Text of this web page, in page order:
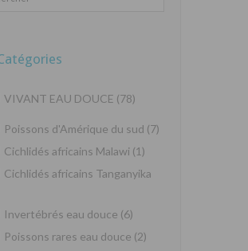
VIVANT EAU DOUCE (78)
Poissons d'Amérique du sud (7)
Cichlidés africains Malawi (1)
Cichlidés africains Tanganyika
Invertébrés eau douce (6)
Poissons rares eau douce (2)